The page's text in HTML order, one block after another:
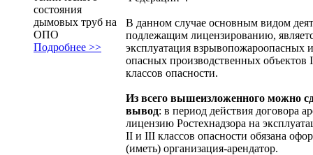
состояния
дымовых труб на
ОПО
Подробнее >>
В данном случае основным видом
подлежащим лицензированию,
эксплуатация взрывопожароопасных
опасных производственных
классов опасности.
Из всего вышеизложенного можно
вывод: в период действия договора
лицензию Ростехнадзора на
II и III классов опасности обязана
(иметь) организация-арендатор.